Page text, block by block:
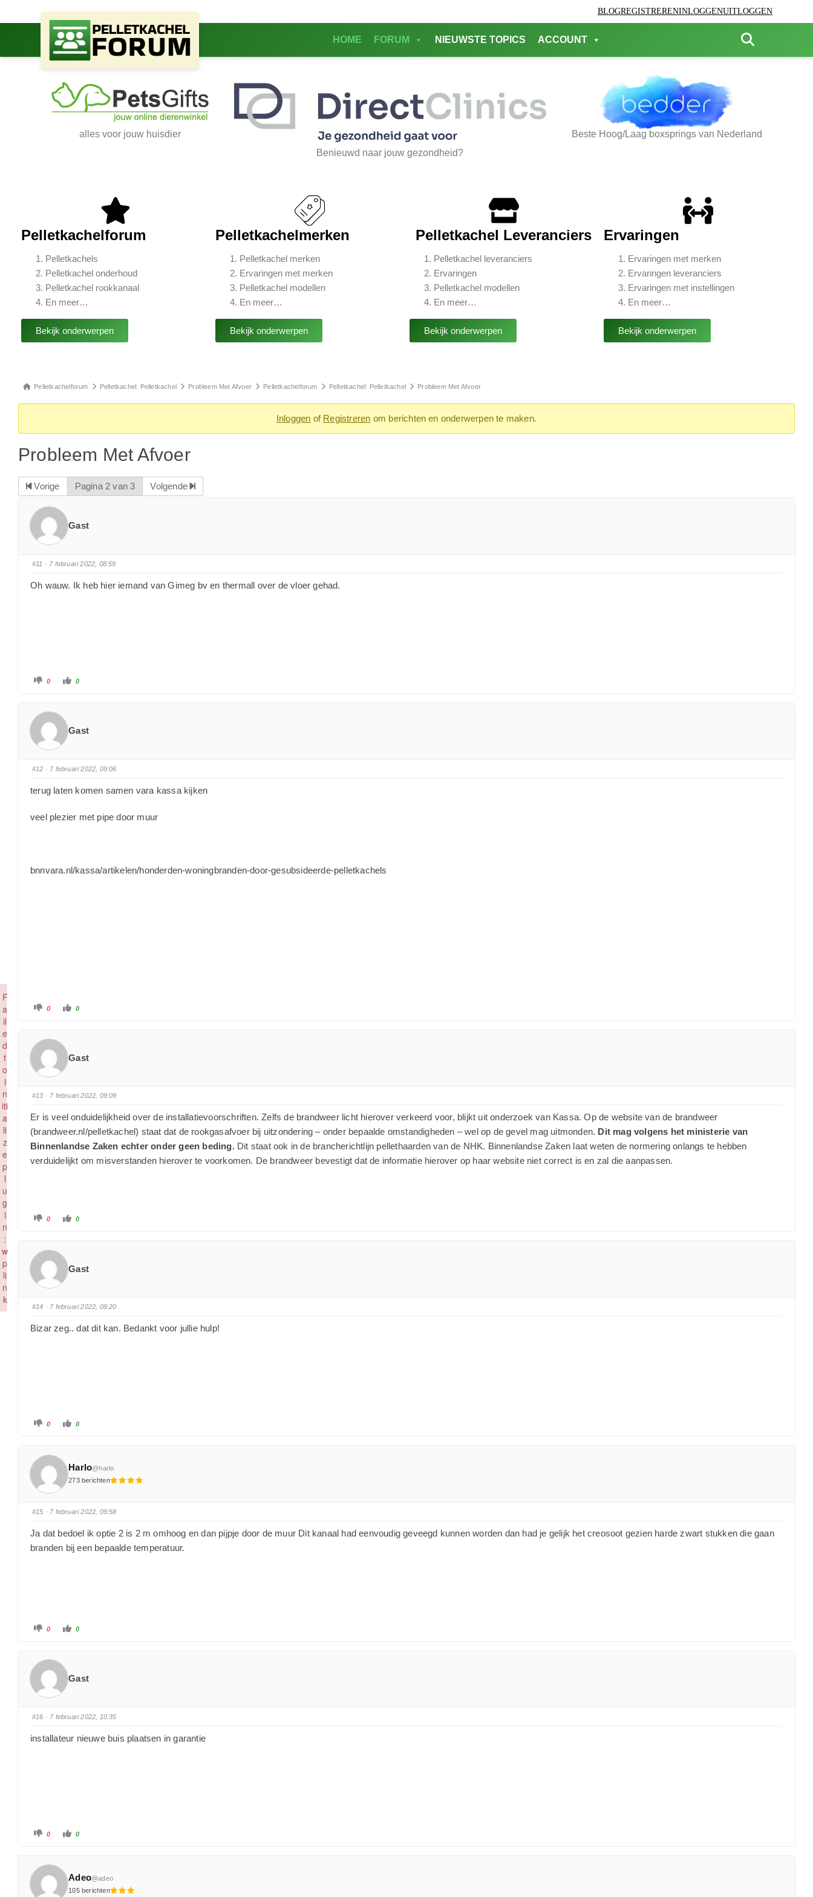
BLOGREGISTRERENINLOGGENUITLOGGEN
HOME FORUM NIEUWSTE TOPICS ACCOUNT
alles voor jouw huisdier
Benieuwd naar jouw gezondheid?
Beste Hoog/Laag boxsprings van Nederland
Pelletkachelforum
Pelletkachels
Pelletkachel onderhoud
Pelletkachel rookkanaal
En meer…
Bekijk onderwerpen
Pelletkachelmerken
Pelletkachel merken
Ervaringen met merken
Pelletkachel modellen
En meer…
Bekijk onderwerpen
Pelletkachel Leveranciers
Pelletkachel leveranciers
Ervaringen
Pelletkachel modellen
En meer…
Bekijk onderwerpen
Ervaringen
Ervaringen met merken
Ervaringen leveranciers
Ervaringen met instellingen
En meer…
Bekijk onderwerpen
Pelletkachelforum Pelletkachel: Pelletkachel Probleem Met Afvoer Pelletkachelforum Pelletkachel: Pelletkachel Probleem Met Afvoer
Inloggen of Registreren om berichten en onderwerpen te maken.
Probleem Met Afvoer
Vorige Pagina 2 van 3 Volgende
Gast
#11 · 7 februari 2022, 08:59
Oh wauw. Ik heb hier iemand van Gimeg bv en thermall over de vloer gehad.
0 0
Gast
#12 · 7 februari 2022, 09:06
terug laten komen samen vara kassa kijken
veel plezier met pipe door muur
bnnvara.nl/kassa/artikelen/honderden-woningbranden-door-gesubsideerde-pelletkachels
0 0
Gast
#13 · 7 februari 2022, 09:09
Er is veel onduidelijkheid over de installatievoorschriften. Zelfs de brandweer licht hierover verkeerd voor, blijkt uit onderzoek van Kassa. Op de website van de brandweer
(brandweer.nl/pelletkachel) staat dat de rookgasafvoer bij uitzondering – onder bepaalde omstandigheden – wel op de gevel mag uitmonden. Dit mag volgens het ministerie van
Binnenlandse Zaken echter onder geen beding.Dit staat ook in de brancherichtlijn pellethaarden van de NHK. Binnenlandse Zaken laat weten de normering onlangs te hebben
verduidelijkt om misverstanden hierover te voorkomen. De brandweer bevestigt dat de informatie hierover op haar website niet correct is en zal die aanpassen.
0 0
Gast
#14 · 7 februari 2022, 09:20
Bizar zeg.. dat dit kan. Bedankt voor jullie hulp!
0 0
Harlo@harlo
273 berichten
#15 · 7 februari 2022, 09:58
Ja dat bedoel ik optie 2 is 2 m omhoog en dan pijpje door de muur Dit kanaal had eenvoudig geveegd kunnen worden dan had je gelijk het creosoot gezien harde zwart stukken die gaan
branden bij een bepaalde temperatuur.
0 0
Gast
#16 · 7 februari 2022, 10:35
installateur nieuwe buis plaatsen in garantie
0 0
Adeo@adeo
105 berichten
F
a
il
e
d
t
o
i
n
iti
a
li
z
e
p
l
u
g
i
n
:
w
p
li
n
k
to initialize plugin: wplink